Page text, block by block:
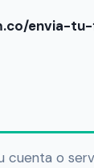
envia-
o